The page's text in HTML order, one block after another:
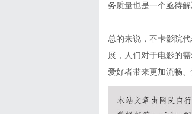
务质量也是一个亟待
总的来说，不卡影院
展，人们对于电影的
爱好者带来更加流畅